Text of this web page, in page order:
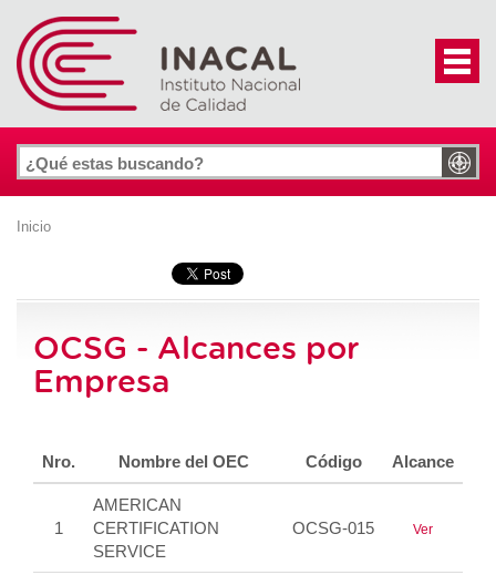
Inicio
OCSG - Alcances por
Empresa
Nro. Nombre del OEC Código Alcance
1
AMERICAN
CERTIFICATION
SERVICE
OCSG-015 Ver